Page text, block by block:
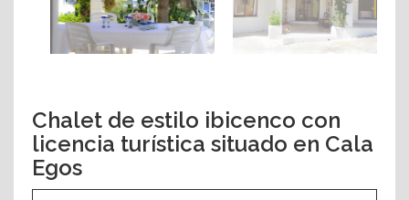
Chalet de estilo ibicenco con
licencia turística situado en Cala
Egos